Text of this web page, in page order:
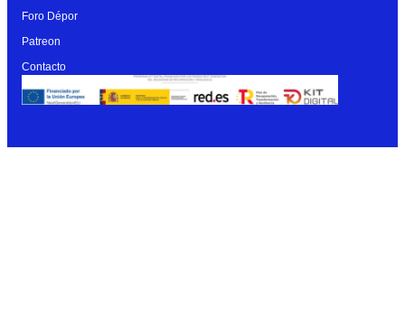
Foro Dépor
Patreon
Contacto